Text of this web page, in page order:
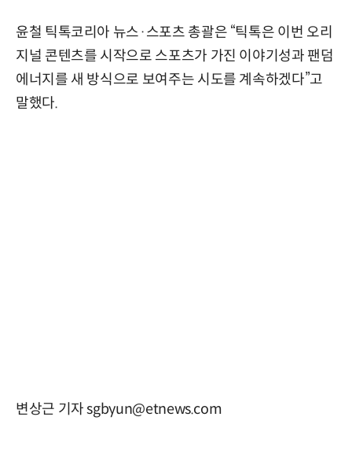
윤철 틱톡코리아 뉴스·스포츠 총괄은 “틱톡은 이번 오리
지널 콘텐츠를 시작으로 스포츠가 가진 이야기성과 팬덤
에너지를 새 방식으로 보여주는 시도를 계속하겠다”고
말했다.
변상근 기자 sgbyun@etnews.com